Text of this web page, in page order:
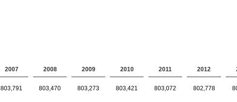
2007 2008 2009 2010 2011 2012
803,791 803,470 803,273 803,421 803,072 802,778